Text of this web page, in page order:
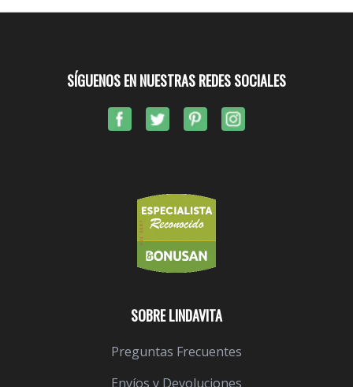
SOBRE LINDAVITA
Preguntas Frecuentes
Envíos y Devoluciones
SÍGUENOS EN NUESTRAS REDES SOCIALES